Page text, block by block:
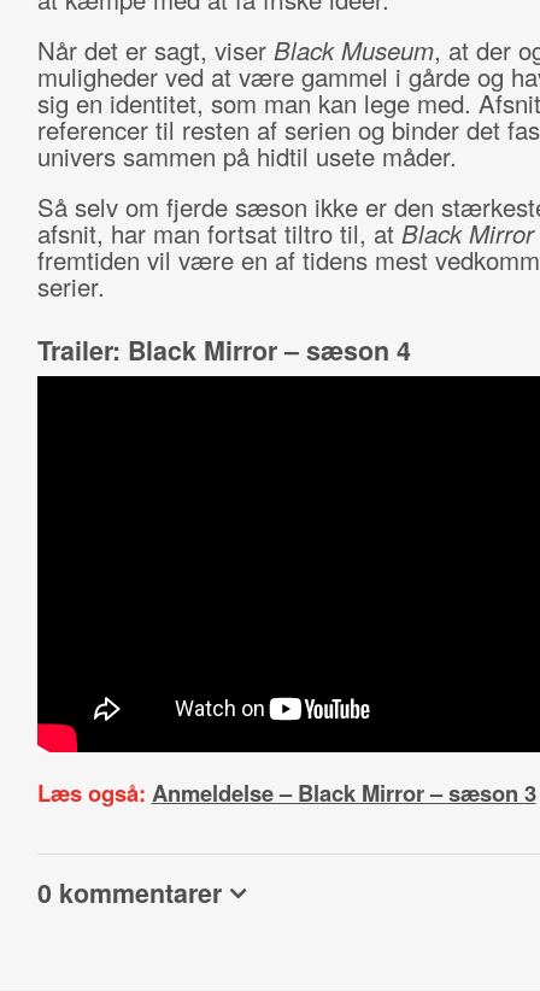
Når det er sagt, viser Black Museum, at der
muligheder ved at være gammel i gårde og
sig en identitet, som man kan lege med.
referencer til resten af serien og binder det
univers sammen på hidtil usete måder.
Så selv om fjerde sæson ikke er den
afsnit, har man fortsat tiltro til, at Black Mirror
fremtiden vil være en af tidens mest
serier.
Trailer: Black Mirror – sæson 4
Læs også: Anmeldelse – Black Mirror – sæson 3
0 kommentarer